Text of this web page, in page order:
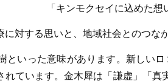
「キンモクセイに込めた想
いと、地域社会とのつながり
といった意味があります。新しい
ています。金木犀は「謙虚」「